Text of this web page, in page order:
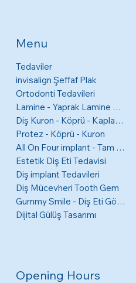
Menu
Tedaviler
invisalign Şeffaf Plak
Ortodonti Tedavileri
Lamine - Yaprak Lamine Diş Kaplamaları
Diş Kuron - Köprü - Kaplama
Protez - Köprü - Kuron
All On Four implant - Tam Ağız
Estetik Diş Eti Tedavisi
Diş implant Tedavileri
Diş Mücevheri Tooth Gem
Gummy Smile - Diş Eti Görünme Tedavisi
Dijital Gülüş Tasarımı
Opening Hours